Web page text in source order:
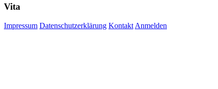
Vita
Impressum Datenschutzerklärung Kontakt Anmelden